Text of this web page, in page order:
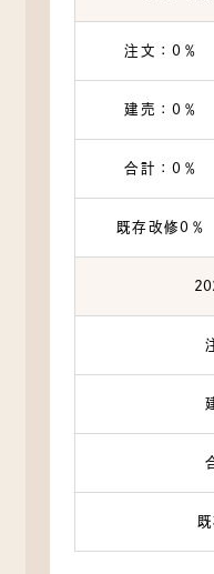
注文：0％
建売：0％
合計：0％
既存改修0％